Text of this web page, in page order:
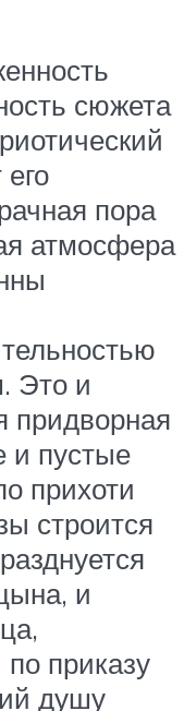
сюжета
пора
атмосфера
Это и
придворная
и пустые
прихоти
строится
и
приказу
душу